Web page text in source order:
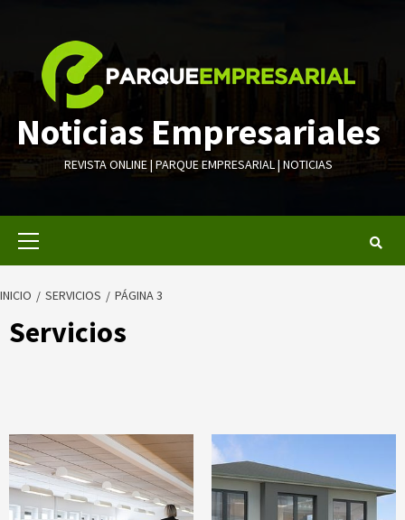
contenido
Noticias Empresariales
REVISTA ONLINE | PARQUE EMPRESARIAL | NOTICIAS
INICIO SERVICIOS PÁGINA 3
Servicios